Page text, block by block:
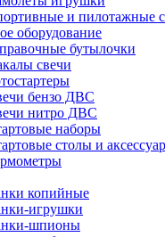
и пилотажные
оборудование
бутылочки
свечи
бензо ДВС
нитро ДВС
наборы
столы и
копийные
игрушки
шпионы